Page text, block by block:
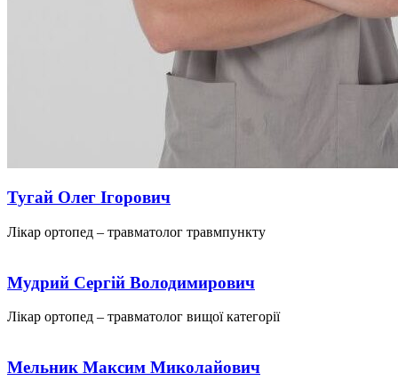
Тугай Олег Ігорович
Лікар ортопед – травматолог травмпункту
Мудрий Сергій Володимирович
Лікар ортопед – травматолог вищої категорії
Мельник Максим Миколайович